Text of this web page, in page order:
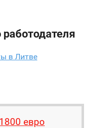
работодателя
в Литве
евро